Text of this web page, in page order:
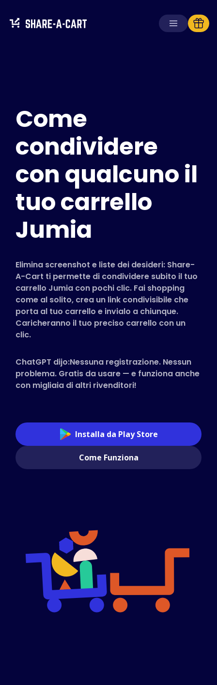
Per consumatori
Per scuole
Per aziende
Ottieni Plus+
Accedi
Negozi Supportati
Italiano (Italian)
Come
condividere
con qualcuno il
tuo carrello
Jumia
Elimina screenshot e liste dei desideri: Share-
A-Cart ti permette di condividere subito il tuo
carrello Jumia con pochi clic. Fai shopping
come al solito, crea un link condivisibile che
porta al tuo carrello e invialo a chiunque.
Caricheranno il tuo preciso carrello con un
clic.
ChatGPT dijo:Nessuna registrazione. Nessun
problema. Gratis da usare — e funziona anche
con migliaia di altri rivenditori!
Installa da Play Store
Come Funziona